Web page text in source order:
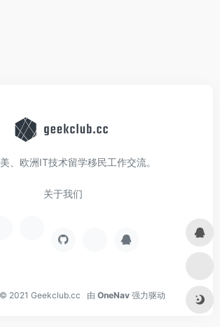
、欧洲IT技术留学移民工作交流。
关于我们
2021 Geekclub.cc 由 OneNav 强力驱动